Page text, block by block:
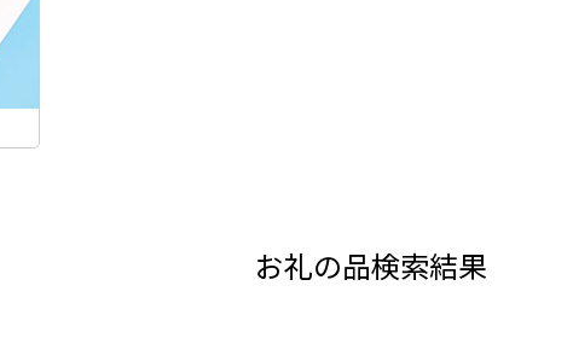
お礼の品検索結果